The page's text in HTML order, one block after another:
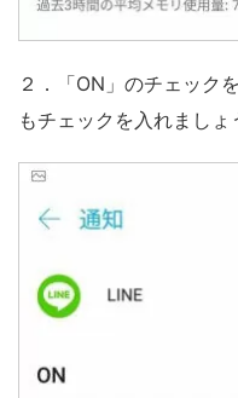
２．「ON」のチェック
もチェックを入れましょ